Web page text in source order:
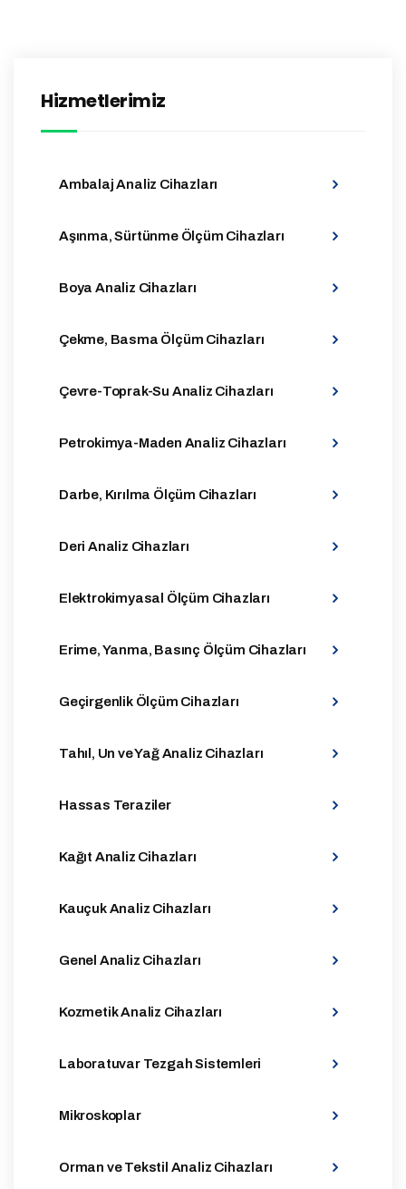
Hizmetlerimiz
Ambalaj Analiz Cihazları
Aşınma, Sürtünme Ölçüm Cihazları
Boya Analiz Cihazları
Çekme, Basma Ölçüm Cihazları
Çevre-Toprak-Su Analiz Cihazları
Petrokimya-Maden Analiz Cihazları
Darbe, Kırılma Ölçüm Cihazları
Deri Analiz Cihazları
Elektrokimyasal Ölçüm Cihazları
Erime, Yanma, Basınç Ölçüm Cihazları
Geçirgenlik Ölçüm Cihazları
Tahıl, Un ve Yağ Analiz Cihazları
Hassas Teraziler
Kağıt Analiz Cihazları
Kauçuk Analiz Cihazları
Genel Analiz Cihazları
Kozmetik Analiz Cihazları
Laboratuvar Tezgah Sistemleri
Mikroskoplar
Orman ve Tekstil Analiz Cihazları